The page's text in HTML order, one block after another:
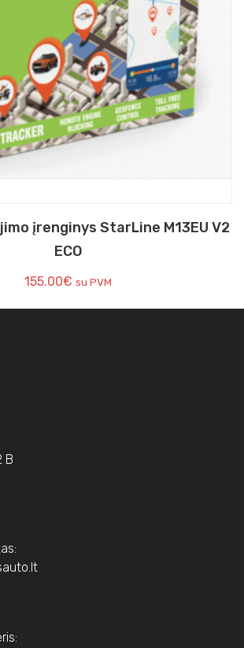
įrenginys StarLine M13EU V2
ECO
155.00€ su PVM
B